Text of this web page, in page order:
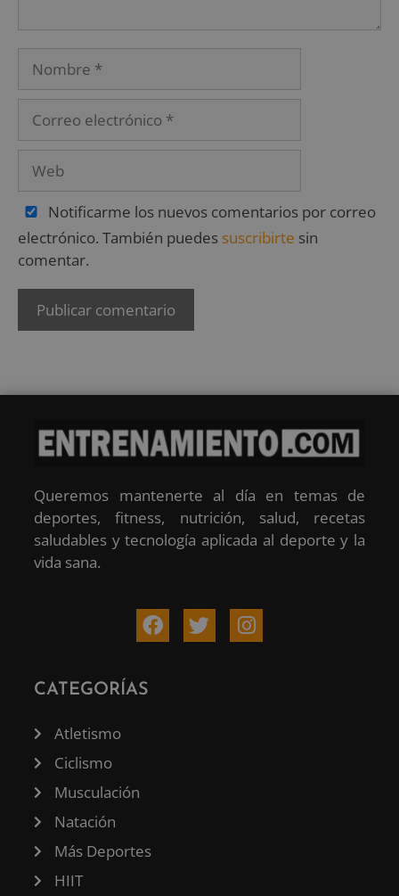
Notificarme los nuevos comentarios por correo
electrónico. También puedes suscribirte sin
comentar.
Queremos mantenerte al día en temas de
deportes, fitness, nutrición, salud, recetas
saludables y tecnología aplicada al deporte y la
vida sana.
CATEGORÍAS
Atletismo
Ciclismo
Musculación
Natación
Más Deportes
HIIT